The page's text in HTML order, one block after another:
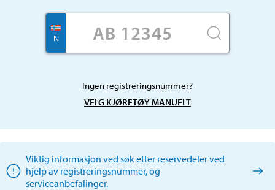
N
Ingen registreringsnummer?
VELG KJØRETØY MANUELT
Viktig informasjon ved søk etter reservedeler ved
hjelp av registreringsnummer, og
serviceanbefalinger.